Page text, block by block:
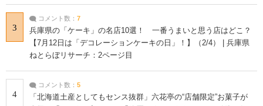
3
コメント数： 7
兵庫県の「ケーキ」の名店10選！ 一番うまいと思う店はどこ？
【7月12日は「デコレーションケーキの日」！】（2/4） | 兵庫県
ねとらぼリサーチ：2ページ目
4
コメント数： 5
「北海道土産としてもセンス抜群」六花亭の“店舗限定”お菓子が